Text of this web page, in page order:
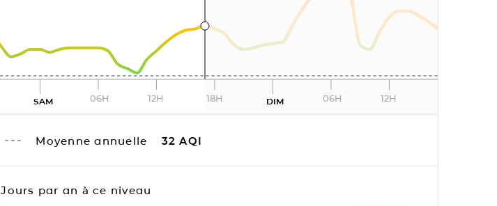
SAM 06H 12H 18H DIM 06H 12H
Moyenne annuelle 32 AQI
Jours par an à ce niveau